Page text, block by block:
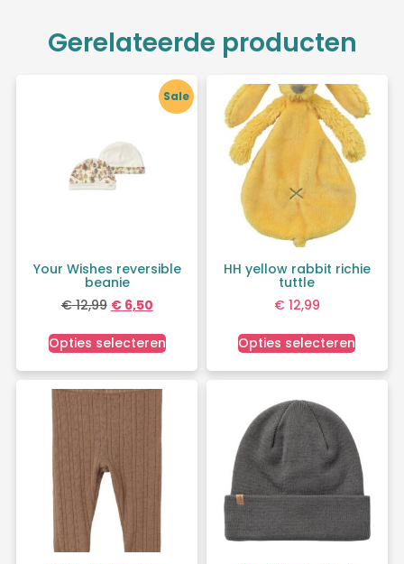
Gerelateerde producten
Sale
Your Wishes reversible
beanie
€12,99 €6,50
Opties selecteren
HH yellow rabbit richie
tuttle
€12,99
Opties selecteren